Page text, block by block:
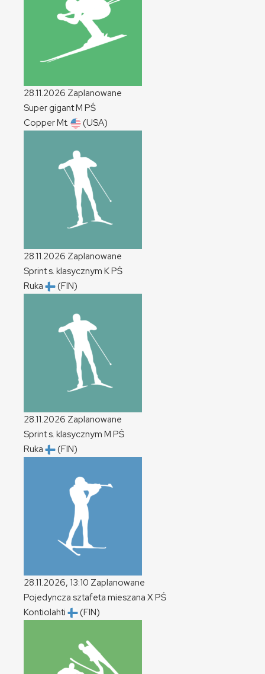
28.11.2026 Zaplanowane
Super gigantM PŚ
Copper Mt.
(USA)
28.11.2026 Zaplanowane
Sprint s. klasycznym KPŚ
Ruka
(FIN)
28.11.2026 Zaplanowane
Sprint s. klasycznym M PŚ
Ruka
(FIN)
28.11.2026, 13:10 Zaplanowane
Pojedyncza sztafeta mieszana XPŚ
Kontiolahti
(FIN)